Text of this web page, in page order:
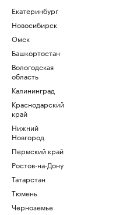
Екатеринбург
Новосибирск
Омск
Башкортостан
Вологодская
область
Калининград
Краснодарский
край
Нижний
Новгород
Пермский край
Ростов-на-Дону
Татарстан
Тюмень
Черноземье